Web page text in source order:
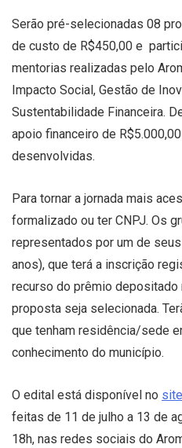
Serão pré-selecionadas 08
de custo de R$450,00 e
mentorias realizadas pelo
Impacto Social, Gestão de
Sustentabilidade Financeira.
apoio financeiro de
desenvolvidas.
Para tornar a jornada mais
formalizado ou ter CNPJ. Os
representados por um de
anos), que terá a inscrição
recurso do prêmio depositado
proposta seja selecionada.
que tenham residência/sede
conhecimento do município.
O edital está disponível no site
feitas de 11 de julho a 13 de
18h, nas redes sociais do